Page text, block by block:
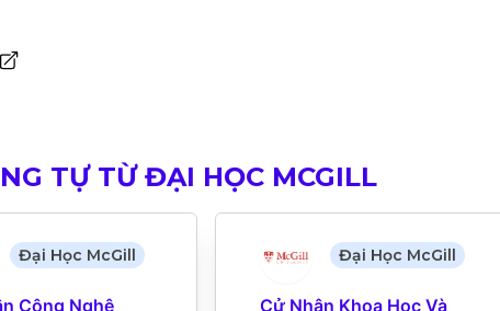
TỰ TỪ ĐẠI HỌC MCGILL
Đại Học McGill
Công Nghệ
Đại Học McGill
Cử Nhân Khoa Học Và